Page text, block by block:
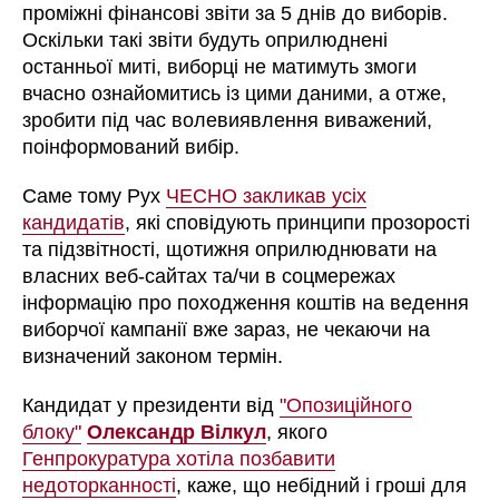
проміжні фінансові звіти за 5 днів до виборів.
Оскільки такі звіти будуть оприлюднені
останньої миті, виборці не матимуть змоги
вчасно ознайомитись із цими даними, а отже,
зробити під час волевиявлення виважений,
поінформований вибір.
Саме тому Рух ЧЕСНО закликав усіх
кандидатів, які сповідують принципи прозорості
та підзвітності, щотижня оприлюднювати на
власних веб-сайтах та/чи в соцмережах
інформацію про походження коштів на ведення
виборчої кампанії вже зараз, не чекаючи на
визначений законом термін.
Кандидат у президенти від"Опозиційного
блоку" Олександр Вілкул, якого
Генпрокуратура хотіла позбавити
недоторканності, каже, що небідний і гроші для